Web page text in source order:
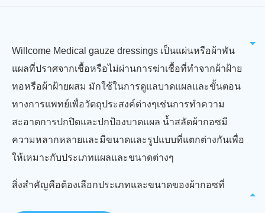
Willcome Medical gauze dressings เป็นแผ่นหรือผ้าพัน
แผลที่ปราศจากเชื้อหรือไม่ผ่านการฆ่าเชื้อที่ทำจากผ้าฝ้าย
ทอหรือผ้าฝ้ายผสม มักใช้ในการดูแลบาดแผลและขั้นตอน
ทางการแพทย์เพื่อวัตถุประสงค์ต่างๆเช่นการทำความ
สะอาดการปกปิดและปกป้องบาดแผล น้ำสลัดผ้ากอซมี
ความหลากหลายและมีขนาดและรูปแบบที่แตกต่างกันเพื่อ
ให้เหมาะกับประเภทแผลและขนาดต่างๆ
สิ่งสำคัญคือต้องเลือกประเภทและขนาดของผ้ากอซที่